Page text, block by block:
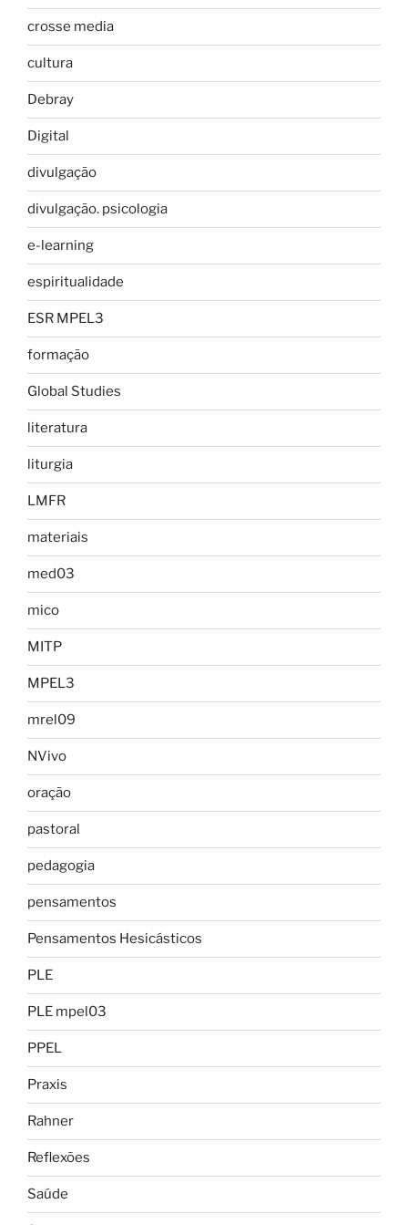
crosse media
cultura
Debray
Digital
divulgação
divulgação. psicologia
e-learning
espiritualidade
ESR MPEL3
formação
Global Studies
literatura
liturgia
LMFR
materiais
med03
mico
MITP
MPEL3
mrel09
NVivo
oração
pastoral
pedagogia
pensamentos
Pensamentos Hesicásticos
PLE
PLE mpel03
PPEL
Praxis
Rahner
Reflexões
Saúde